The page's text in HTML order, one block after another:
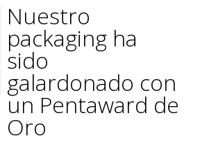
Nuestro
packaging ha
sido
galardonado con
un Pentaward de
Oro